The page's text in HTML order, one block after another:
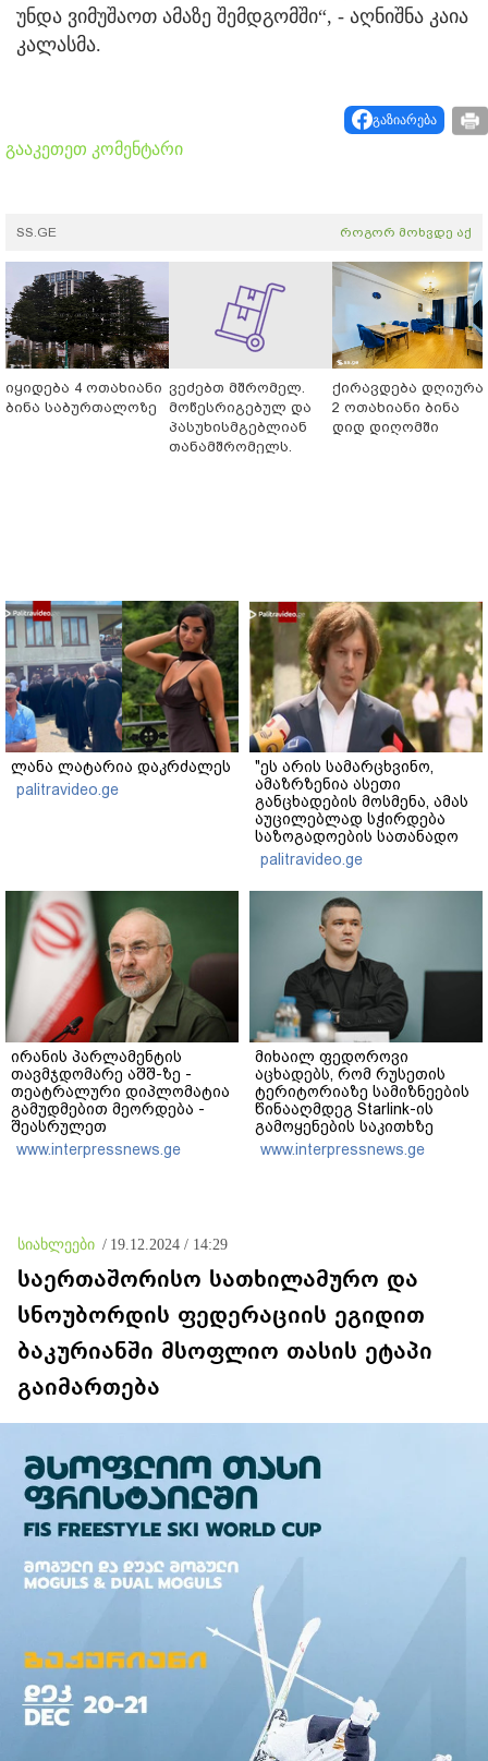
უნდა ვიმუშაოთ ამაზე შემდგომში“, - აღნიშნა კაია
კალასმა.
გაზიარება
გააკეთეთ კომენტარი
SS.GE როგორ მოხვდე აქ
იყიდება 4 ოთახიანი
ბინა საბურთალოზე
ვეძებთ მშრომელ.
მოწესრიგებულ და
პასუხისმგებლიან
თანამშრომელს.
ქირავდება
2 ოთახიანი ბინა
დიდ დიღომში
ლანა ლატარია დაკრძალეს
palitravideo.ge
"ეს არის სამარცხვინო,
ამაზრზენია ასეთი
განცხადების მოსმენა, ამას
აუცილებლად სჭირდება
საზოგადოების სათანადო
რეაქცია" - ირაკლი
კობახიძე
palitravideo.ge
ირანის პარლამენტის
თავმჯდომარე აშშ-ზე -
თეატრალური დიპლომატია
გამუდმებით მეორდება -
შეასრულეთ
ვალდებულებები, მეტი
თეატრი არ გვჭირდება
www.interpressnews.ge
მიხაილ ფედოროვი
აცხადებს, რომ რუსეთის
ტერიტორიაზე სამიზნეების
წინააღმდეგ Starlink-ის
გამოყენების საკითხზე
ილონ მასკთან
მოლაპარაკებებს
www.interpressnews.ge
სიახლეები / 19.12.2024 / 14:29
საერთაშორისო სათხილამურო და
სნოუბორდის ფედერაციის ეგიდით
ბაკურიანში მსოფლიო თასის ეტაპი
გაიმართება